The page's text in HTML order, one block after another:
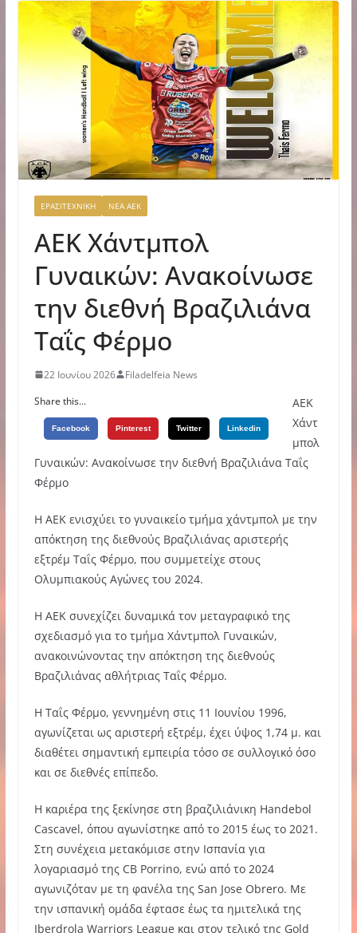
ΕΡΑΣΙΤΕΧΝΙΚΗ ΝΕΑ ΑΕΚ
ΑΕΚ Χάντμπολ
Γυναικών: Ανακοίνωσε
την διεθνή Βραζιλιάνα
Ταΐς Φέρμο
22 Ιουνίου 2026
Filadelfeia News
Share this...
Facebook Pinterest Twitter Linkedin
ΑΕΚ
Χάντ
μπολ
Γυναικών: Ανακοίνωσε την διεθνή Βραζιλιάνα Ταΐς
Φέρμο
Η ΑΕΚ ενισχύει το γυναικείο τμήμα χάντμπολ με την
απόκτηση της διεθνούς Βραζιλιάνας αριστερής
εξτρέμ Ταΐς Φέρμο, που συμμετείχε στους
Ολυμπιακούς Αγώνες του 2024.
Η ΑΕΚ συνεχίζει δυναμικά τον μεταγραφικό της
σχεδιασμό για το τμήμα Χάντμπολ Γυναικών,
ανακοινώνοντας την απόκτηση της διεθνούς
Βραζιλιάνας αθλήτριας Ταΐς Φέρμο.
Η Ταΐς Φέρμο, γεννημένη στις 11 Ιουνίου 1996,
αγωνίζεται ως αριστερή εξτρέμ, έχει ύψος 1,74 μ. και
διαθέτει σημαντική εμπειρία τόσο σε συλλογικό όσο
και σε διεθνές επίπεδο.
Η καριέρα της ξεκίνησε στη βραζιλιάνικη Handebol
Cascavel, όπου αγωνίστηκε από το 2015 έως το 2021.
Στη συνέχεια μετακόμισε στην Ισπανία για
λογαριασμό της CB Porrino, ενώ από το 2024
αγωνιζόταν με τη φανέλα της San Jose Obrero. Με
την ισπανική ομάδα έφτασε έως τα ημιτελικά της
Iberdrola Warriors League και στον τελικό της Gold